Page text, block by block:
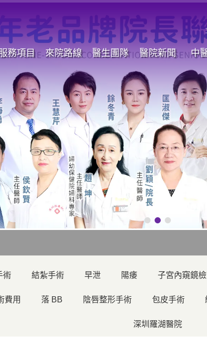
務項目 來院路線 醫生團隊 醫院新聞 中
術 結紮手術 早泄 陽痿 子宮內窺鏡
費用 落 BB 陰唇整形手術 包皮手術
深圳羅湖醫院